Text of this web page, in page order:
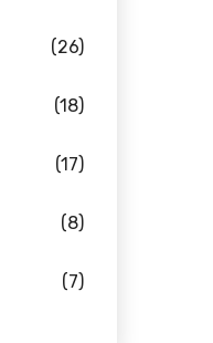
(26)
(18)
(17)
(8)
(7)